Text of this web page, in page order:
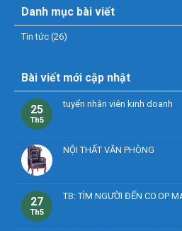
Danh mục bài viết
Tin tức (26)
Bài viết mới cập nhật
25
Th5
tuyển nhân viên kinh doanh
NỘI THẤT VĂN PHÒNG
27
Th5
TB: TÌM NGƯỜI ĐẾN CO.OP